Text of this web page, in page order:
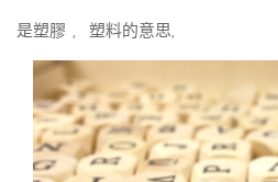
是塑膠 , 塑料的意思,